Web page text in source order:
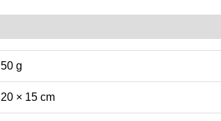
50 g
20 × 15 cm